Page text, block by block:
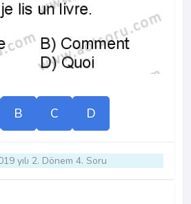
B C D
yılı 2. Dönem 4. Soru